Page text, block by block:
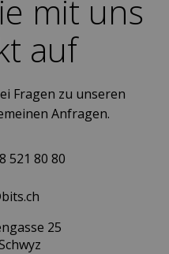
mit uns
auf
Fragen zu unseren
Anfragen.
521 80 80
25